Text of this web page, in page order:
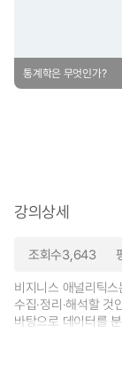
통계학은 무엇인가?
강의상세
조회수3,643
비지니스 애널리틱
수집·정리·해석할
바탕으로 데이터를
터 기반 의사결정 과